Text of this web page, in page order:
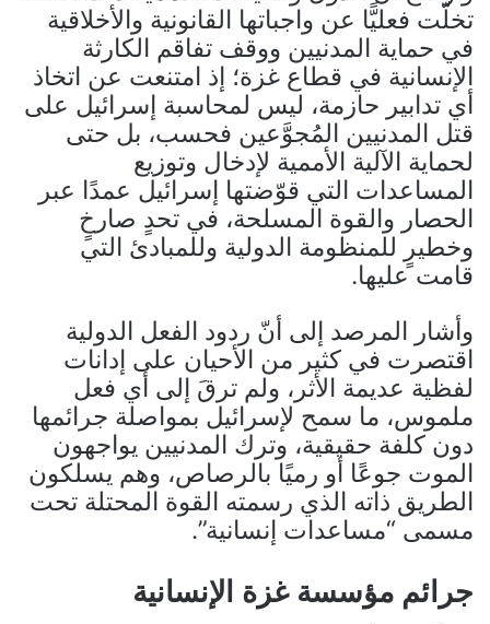
تخلّت فعليًّا عن واجباتها القانونية والأخلاقية
في حماية المدنيين ووقف تفاقم الكارثة
الإنسانية في قطاع غزة؛ إذ امتنعت عن اتخاذ
أي تدابير حازمة، ليس لمحاسبة إسرائيل على
قتل المدنيين المُجوَّعين فحسب، بل حتى
لحماية الآلية الأممية لإدخال وتوزيع
المساعدات التي قوّضتها إسرائيل عمدًا عبر
الحصار والقوة المسلحة، في تحدٍ صارخٍ
وخطيرٍ للمنظومة الدولية وللمبادئ التي
قامت عليها.
وأشار المرصد إلى أنّ ردود الفعل الدولية
اقتصرت في كثير من الأحيان على إدانات
لفظية عديمة الأثر، ولم ترقَ إلى أي فعل
ملموس، ما سمح لإسرائيل بمواصلة جرائمها
دون كلفة حقيقية، وترك المدنيين يواجهون
الموت جوعًا أو رميًا بالرصاص، وهم يسلكون
الطريق ذاته الذي رسمته القوة المحتلة تحت
مسمى “مساعدات إنسانية”.
جرائم مؤسسة غزة الإنسانية